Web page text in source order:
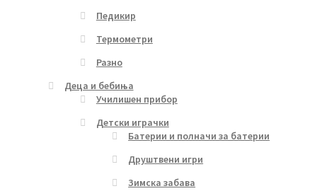
Педикир
Термометри
Разно
Деца и бебиња
Училишен прибор
Детски играчки
Батерии и полначи за батерии
Друштвени игри
Зимска забава